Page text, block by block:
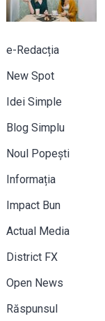
e-Redacția
New Spot
Idei Simple
Blog Simplu
Noul Popești
Informația
Impact Bun
Actual Media
District FX
Open News
Răspunsul